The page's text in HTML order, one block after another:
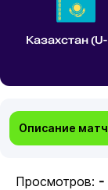
Казахстан
Описание
Просмотров: -